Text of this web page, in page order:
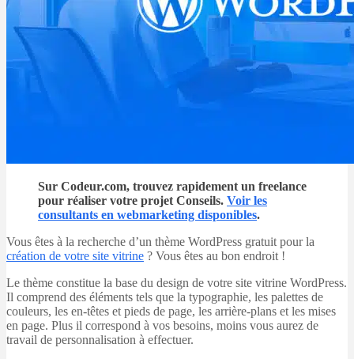
Sur Codeur.com, trouvez rapidement un freelance
pour réaliser votre projet Conseils. Voir les
consultants en webmarketing disponibles.
Vous êtes à la recherche d’un thème WordPress gratuit pour la
création de votre site vitrine ? Vous êtes au bon endroit !
Le thème constitue la base du design de votre site vitrine WordPress.
Il comprend des éléments tels que la typographie, les palettes de
couleurs, les en-têtes et pieds de page, les arrière-plans et les mises
en page. Plus il correspond à vos besoins, moins vous aurez de
travail de personnalisation à effectuer.